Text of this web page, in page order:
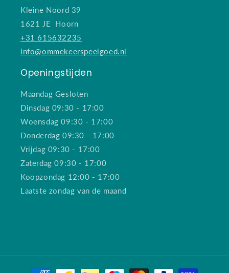
Kleine Noord 39
1621 JE Hoorn
+31 615632235
info@ommekeerspeelgoed.nl
Openingstijden
Maandag Gesloten
Dinsdag 09:30 - 17:00
Woensdag 09:30 - 17:00
Donderdag 09:30 - 17:00
Vrijdag 09:30 - 17:00
Zaterdag 09:30 - 17:00
Koopzondag 12:00 - 17:00
Laatste zondag van de maand
Betaalmethoden